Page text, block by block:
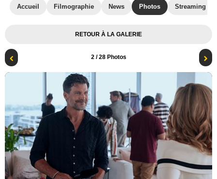
Accueil Filmographie News Photos Streaming
RETOUR À LA GALERIE
2/ 28 Photos